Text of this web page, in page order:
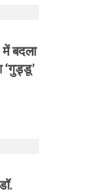
बदला
‘गुड्डू’